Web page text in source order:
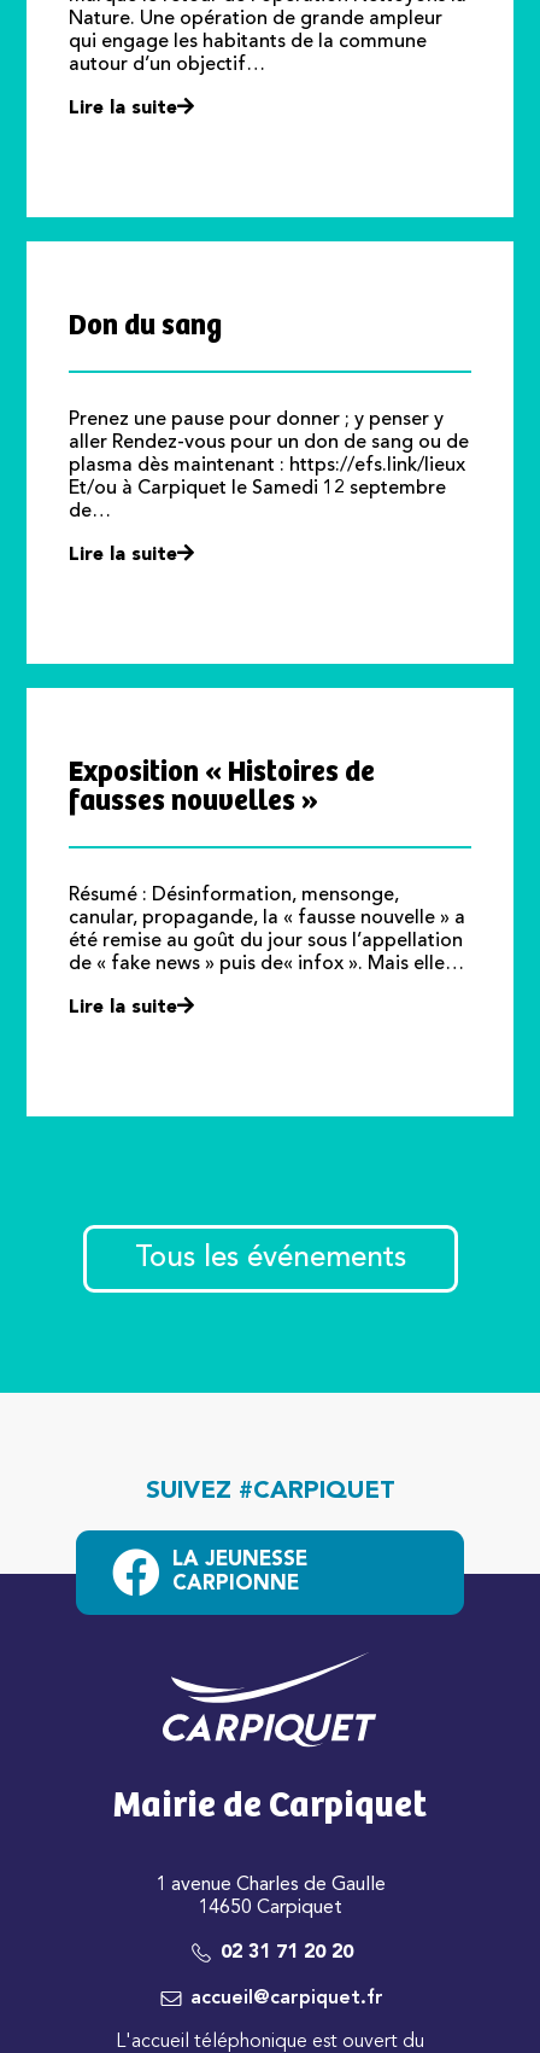
Nature. Une opération de grande ampleur
qui engage les habitants de la commune
autour d’un objectif…
Lire la suite
Don du sang
Prenez une pause pour donner ; y penser y
aller Rendez-vous pour un don de sang ou de
plasma dès maintenant : https://efs.link/lieux
Et/ou à Carpiquet le Samedi 12 septembre
de…
Lire la suite
Exposition « Histoires de
fausses nouvelles »
Résumé : Désinformation, mensonge,
canular, propagande, la « fausse nouvelle » a
été remise au goût du jour sous l’appellation
de « fake news » puis de« infox ». Mais elle…
Lire la suite
Tous les événements
SUIVEZ #CARPIQUET
LA JEUNESSE
CARPIONNE
Mairie de Carpiquet
1 avenue Charles de Gaulle
14650 Carpiquet
02 31 71 20 20
accueil@carpiquet.fr
L'accueil téléphonique est ouvert du